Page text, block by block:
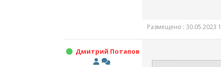
Размещено : 30.05.2023
Дмитрий Потапов